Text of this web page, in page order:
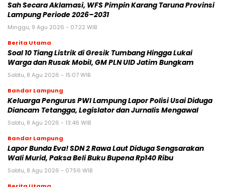
Sah Secara Aklamasi, WFS Pimpin Karang Taruna Provinsi
Lampung Periode 2026–2031
Minggu, 9 Agu 2026 - 07:22 WIB
Berita Utama
Soal 10 Tiang Listrik di Gresik Tumbang Hingga Lukai
Warga dan Rusak Mobil, GM PLN UID Jatim Bungkam
Sabtu, 8 Agu 2026 - 15:07 WIB
Bandar Lampung
Keluarga Pengurus PWI Lampung Lapor Polisi Usai Diduga
Diancam Tetangga, Legislator dan Jurnalis Mengawal
Sabtu, 8 Agu 2026 - 13:46 WIB
Bandar Lampung
Lapor Bunda Eva! SDN 2 Rawa Laut Diduga Sengsarakan
Wali Murid, Paksa Beli Buku Bupena Rp140 Ribu
Sabtu, 8 Agu 2026 - 07:56 WIB